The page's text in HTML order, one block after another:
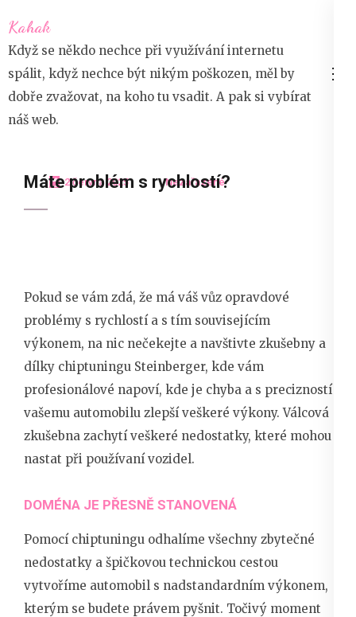
na
obsah
(stiskněte
Enter)
Kahak
Když se někdo nechce při využívání internetu
spálit, když nechce být nikým poškozen, měl by
dobře zvažovat, na koho tu vsadit. A pak si vybírat
náš web.
2 června 2025 Nezařazené
Máte problém s rychlostí?
Pokud se vám zdá, že má váš vůz opravdové
problémy s rychlostí a s tím souvisejícím
výkonem, na nic nečekejte a navštivte zkušebny a
dílky chiptuningu Steinberger, kde vám
profesionálové napoví, kde je chyba a s precizností
vašemu automobilu zlepší veškeré výkony. Válcová
zkušebna zachytí veškeré nedostatky, které mohou
nastat při používaní vozidel.
DOMÉNA JE PŘESNĚ STANOVENÁ
Pomocí chiptuningu odhalíme všechny zbytečné
nedostatky a špičkovou technickou cestou
vytvoříme automobil s nadstandardním výkonem,
kterým se budete právem pyšnit. Točivý moment